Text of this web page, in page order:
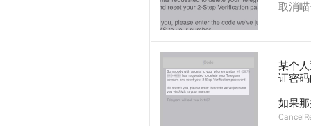
取消
某个
证密
如果